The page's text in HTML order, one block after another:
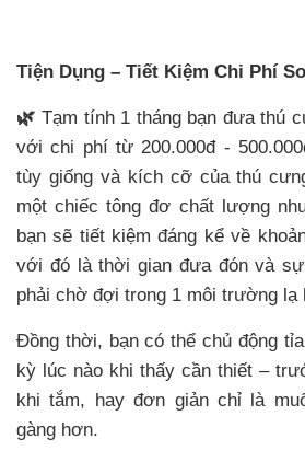
Tiện Dụng – Tiết Kiệm Chi Phí
🌿Tạm tính 1 tháng bạn đưa thú
với chi phí từ 200.000đ -
tùy giống và kích cỡ của thú
một chiếc tông đơ chất lượng
bạn sẽ tiết kiệm đáng kể về
với đó là thời gian đưa đón và
phải chờ đợi trong 1 môi trường lạ
Đồng thời, bạn có thể chủ động
kỳ lúc nào khi thấy cần thiết –
khi tắm, hay đơn giản chỉ là
gàng hơn.